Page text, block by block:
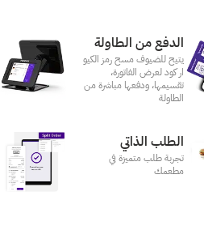
الدفع من الطاولة
يتيح للضيوف مسح رمز الكيو
ار كود لعرض الفاتورة،
تقسيمها، ودفعها مباشرة من
الطاولة
الطلب الذاتي
تجربة طلب متميزة في
مطعمك‎